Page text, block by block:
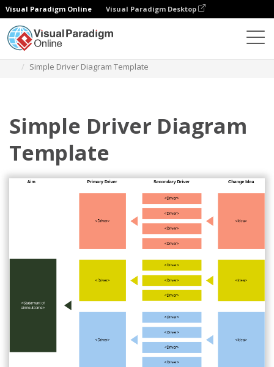
Visual Paradigm Online Visual Paradigm Desktop
Simple Driver Diagram Template
Simple Driver Diagram
Template